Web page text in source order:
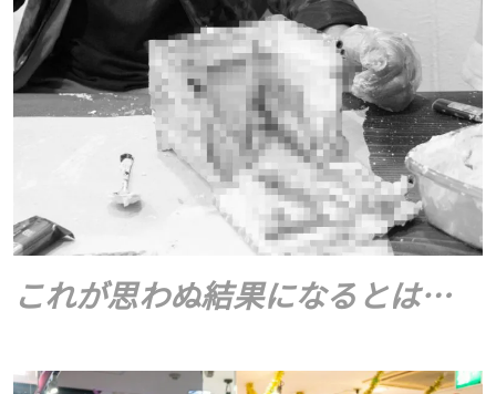
これが思わぬ結果になるとは…